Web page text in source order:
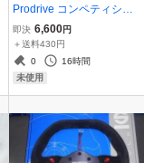
Prodrive コンペティショ
ンステアリング用 (ディー
プ) ホーンボタン 新品 正
規品 レターパック430対
応
即決 6,600円
＋送料430円
0
16時間
未使用